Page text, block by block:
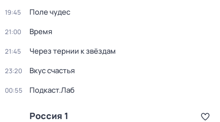
19:45 Поле чудес
21:00 Время
21:45 Через тернии к звёздам
23:20 Вкус счастья
00:55 Подкаст.Лаб
Россия 1